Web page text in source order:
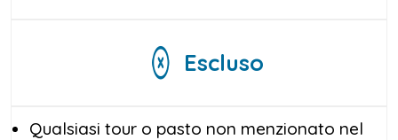
Escluso
Qualsiasi tour o pasto non menzionato nel